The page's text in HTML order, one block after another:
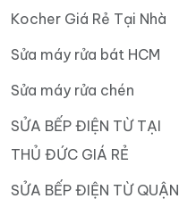
Kocher Giá Rẻ Tại Nhà
Sửa máy rửa bát HCM
Sửa máy rửa chén
SỬA BẾP ĐIỆN TỪ TẠI
THỦ ĐỨC GIÁ RẺ
SỬA BẾP ĐIỆN TỪ QUẬN